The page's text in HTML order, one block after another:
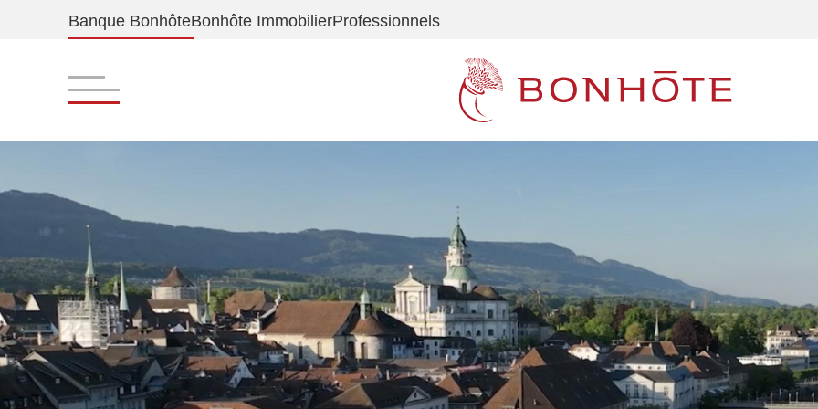
Banque BonhôteBonhôte ImmobilierProfessionnels
Navigation principale